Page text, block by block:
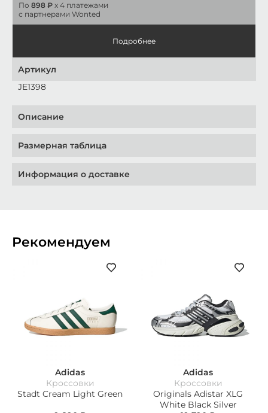
По 898 ₽ x 4 платежами
с партнерами Wonted
Подробнее
Артикул
JE1398
Описание
Размерная таблица
Информация о доставке
Рекомендуем
Adidas
Кроссовки
Stadt Cream Light Green
Adidas
Кроссовки
Originals Adistar XLG
White Black Silver